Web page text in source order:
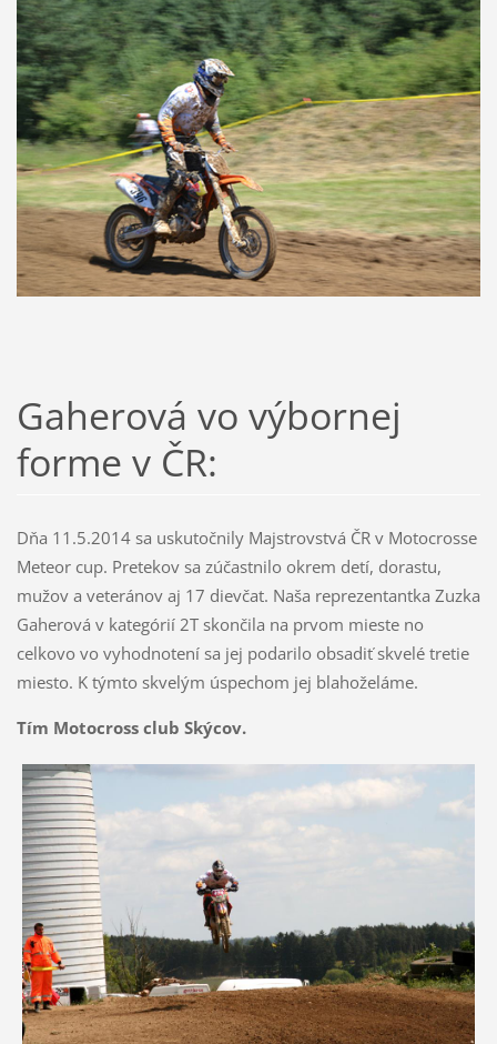
Gaherová vo výbornej
forme v ČR:
Dňa 11.5.2014 sa uskutočnily Majstrovstvá ČR v Motocrosse
Meteor cup. Pretekov sa zúčastnilo okrem detí, dorastu,
mužov a veteránov aj 17 dievčat. Naša reprezentantka Zuzka
Gaherová v kategórií 2T skončila na prvom mieste no
celkovo vo vyhodnotení sa jej podarilo obsadiť skvelé tretie
miesto. K týmto skvelým úspechom jej blahoželáme.
Tím Motocross club Skýcov.